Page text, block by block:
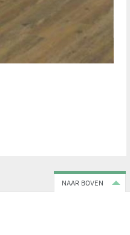
NAAR BOVEN